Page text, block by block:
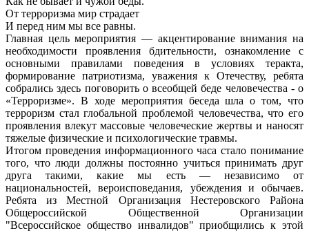
От терроризма мир страдает
И перед ним мы все равны.
Главная цель мероприятия — акцентирование внимания на
необходимости проявления бдительности, ознакомление с
основными правилами поведения в условиях теракта,
формирование патриотизма, уважения к Отечеству, ребята
собрались здесь поговорить о всеобщей беде человечества - о
«Терроризме». В ходе мероприятия беседа шла о том, что
терроризм стал глобальной проблемой человечества, что его
проявления влекут массовые человеческие жертвы и наносят
тяжелые физические и психологические травмы.
Итогом проведения информационного часа стало понимание
того, что люди должны постоянно учиться принимать друг
друга такими, какие мы есть — независимо от
национальностей, вероисповедания, убеждения и обычаев.
Ребята из Местной Организация Нестеровского Района
Общероссийской Общественной Организации
"Всероссийское общество инвалидов" приобщились к этой